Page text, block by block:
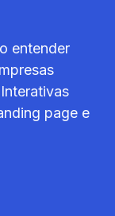
entender
page e